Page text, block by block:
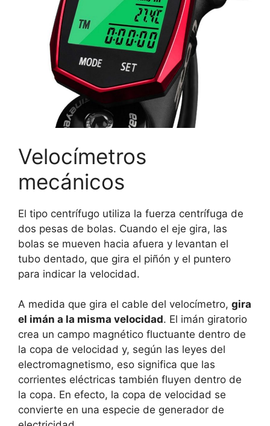
Velocímetros
mecánicos
El tipo centrífugo utiliza la fuerza centrífuga de
dos pesas de bolas. Cuando el eje gira, las
bolas se mueven hacia afuera y levantan el
tubo dentado, que gira el piñón y el puntero
para indicar la velocidad.
A medida que gira el cable del velocímetro, gira
el imán a la misma velocidad. El imán giratorio
crea un campo magnético fluctuante dentro de
la copa de velocidad y, según las leyes del
electromagnetismo, eso significa que las
corrientes eléctricas también fluyen dentro de
la copa. En efecto, la copa de velocidad se
convierte en una especie de generador de